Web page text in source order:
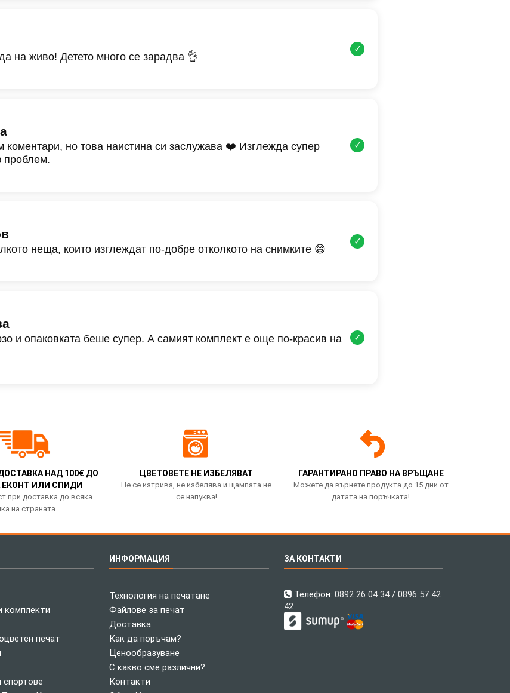
на живо! Детето много се зарадва 👌
✓
коментари, но това наистина си заслужава ❤️ Изглежда супер
проблем.
✓
неща, които изглеждат по-добре отколкото на снимките 😄
✓
и опаковката беше супер. А самият комплект е още по-красив на
✓
НАД 100€ ДО
ИЛИ СПИДИ
при доставка до всяка
на страната
ЦВЕТОВЕТЕ НЕ ИЗБЕЛЯВАТ
Не се изтрива, не избелява и щампата не
се напуква!
ГАРАНТИРАНО ПРАВО НА ВРЪЩАНЕ
Можете да върнете продукта до 15 дни от
датата на поръчката!
комплекти
печат
спортове
ИНФОРМАЦИЯ
Технология на печатане
Файлове за печат
Доставка
Как да поръчам?
Ценообразуване
С какво сме различни?
Контакти
ЗА КОНТАКТИ
Телефон: 0892 26 04 34 / 0896 57 42
42